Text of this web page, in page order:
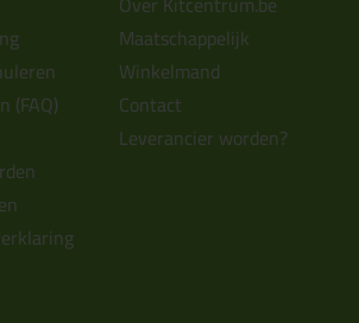
(FAQ)
Maatschappelijk
Winkelmand
Contact
Leverancier worden?